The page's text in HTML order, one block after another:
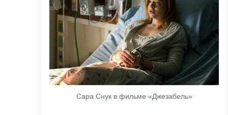
Сара Снук в фильме «Джезабель»